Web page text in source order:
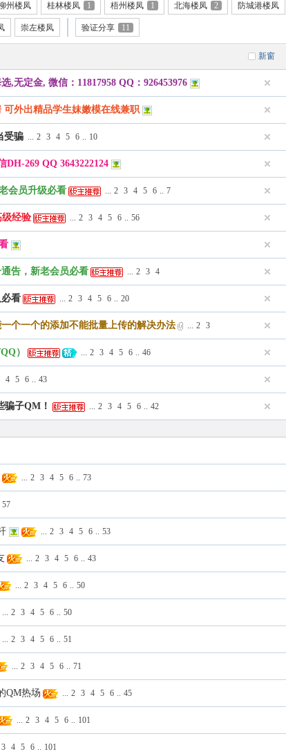
州楼凤 桂林楼凤 1 梧州楼凤 1 北海楼凤 2 防城港楼凤
崇左楼凤 验证分享 11
新窗
,无定金, 微信：11817958 QQ：926453976
外出精品学生妹嫩模在线兼职
受骗 ... 2 3 4 5 6 .. 10
269 QQ 3643222124
会员升级必看 ... 2 3 4 5 6 .. 7
经验 ... 2 3 4 5 6 .. 56
告，新老会员必看 ... 2 3 4
看 ... 2 3 4 5 6 .. 20
个一个的添加不能批量上传的解决办法 ... 2 3
） ... 2 3 4 5 6 .. 46
4 5 6 .. 43
骗子QM！ ... 2 3 4 5 6 .. 42
... 2 3 4 5 6 .. 73
57
... 2 3 4 5 6 .. 53
... 2 3 4 5 6 .. 43
... 2 3 4 5 6 .. 50
... 2 3 4 5 6 .. 50
... 2 3 4 5 6 .. 51
... 2 3 4 5 6 .. 71
QM热场 ... 2 3 4 5 6 .. 45
... 2 3 4 5 6 .. 101
3 4 5 6 .. 101